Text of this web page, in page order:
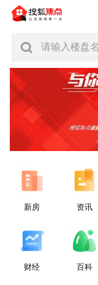
请输入楼盘
新房 资讯
财经 百科